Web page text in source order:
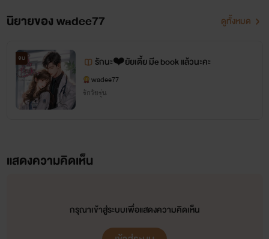
นิยายของ wadee77 ดูทั้งหมด
จบ รักนะ❤️ยัยเตี้ย มีe book แล้วนะคะ
wadee77
รักวัยรุ่น
แสดงความคิดเห็น
กรุณาเข้าสู่ระบบเพื่อแสดงความคิดเห็น